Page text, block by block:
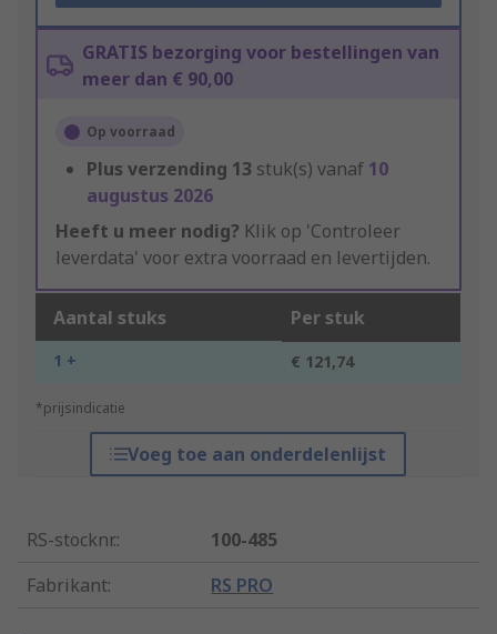
GRATIS bezorging voor bestellingen van
meer dan € 90,00
Op voorraad
Plus verzending 13 stuk(s) vanaf 10
augustus 2026
Heeft u meer nodig? Klik op 'Controleer
leverdata' voor extra voorraad en levertijden.
Aantal stuks Per stuk
1 + € 121,74
*prijsindicatie
Voeg toe aan onderdelenlijst
RS-stocknr.:
100-485
Fabrikant: RS PRO